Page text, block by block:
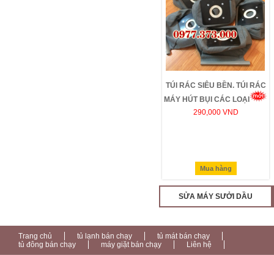
TÚI RÁC SIÊU BỀN. TÚI RÁC
MÁY HÚT BỤI CÁC LOẠI
290,000 VND
Mua hàng
SỬA MÁY SƯỞI DẦU
Trang chủ tủ lạnh bán chạy
tủ mát bán chạy
tủ đông bán chạy
máy giặt bán chạy Liên hệ